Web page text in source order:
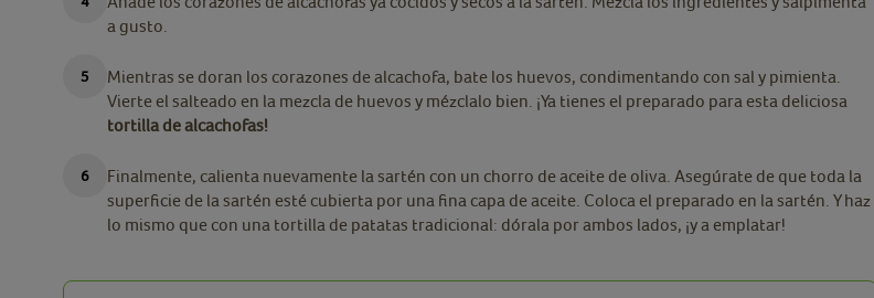
a gusto.
Mientras se doran los corazones de alcachofa, bate los huevos, condimentando con sal y pimienta.
Vierte el salteado en la mezcla de huevos y mézclalo bien. ¡Ya tienes el preparado para esta deliciosa
tortilla de alcachofas!
Finalmente, calienta nuevamente la sartén con un chorro de aceite de oliva. Asegúrate de que toda la
superficie de la sartén esté cubierta por una fina capa de aceite. Coloca el preparado en la sartén. Y haz
lo mismo que con una tortilla de patatas tradicional: dórala por ambos lados, ¡y a emplatar!